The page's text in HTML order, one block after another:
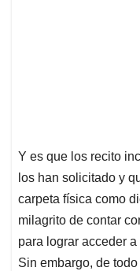
Y es que los recito
los han solicitado y
carpeta física como
milagrito de contar
para lograr acceder a
Sin embargo, de